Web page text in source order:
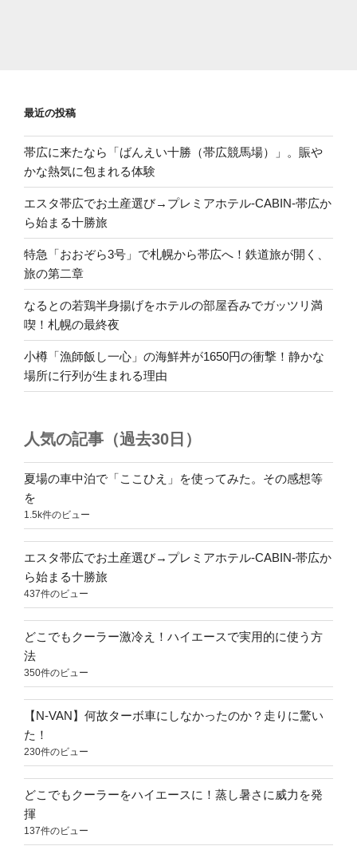
最近の投稿
帯広に来たなら「ばんえい十勝（帯広競馬場）」。賑や
かな熱気に包まれる体験
エスタ帯広でお土産選び→プレミアホテル-CABIN-帯広か
ら始まる十勝旅
特急「おおぞら3号」で札幌から帯広へ！鉄道旅が開く、
旅の第二章
なるとの若鶏半身揚げをホテルの部屋呑みでガッツリ満
喫！札幌の最終夜
小樽「漁師飯し一心」の海鮮丼が1650円の衝撃！静かな
場所に行列が生まれる理由
人気の記事（過去30日）
夏場の車中泊で「ここひえ」を使ってみた。その感想等
を
1.5k件のビュー
エスタ帯広でお土産選び→プレミアホテル-CABIN-帯広か
ら始まる十勝旅
437件のビュー
どこでもクーラー激冷え！ハイエースで実用的に使う方
法
350件のビュー
【N-VAN】何故ターボ車にしなかったのか？走りに驚い
た！
230件のビュー
どこでもクーラーをハイエースに！蒸し暑さに威力を発
揮
137件のビュー